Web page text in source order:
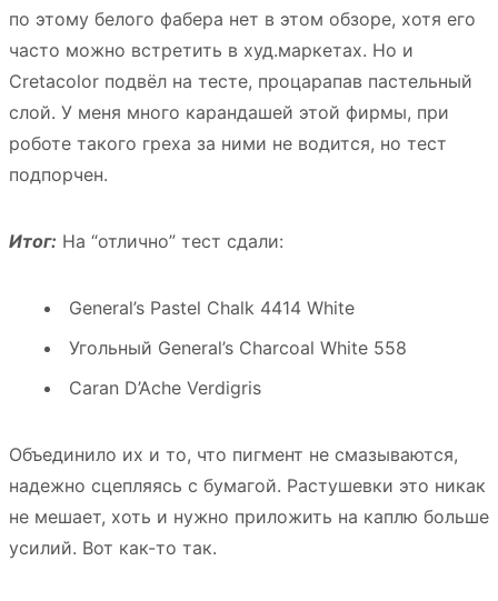
по этому белого фабера нет в этом обзоре, хотя его
часто можно встретить в худ.маркетах. Но и
Cretacolor подвёл на тесте, процарапав пастельный
слой. У меня много карандашей этой фирмы, при
роботе такого греха за ними не водится, но тест
подпорчен.
Итог: На “отлично” тест сдали:
General’s Pastel Chalk 4414 White
Угольный General’s Charcoal White 558
Caran D’Ache Verdigris
Объединило их и то, что пигмент не смазываются,
надежно сцепляясь с бумагой. Растушевки это никак
не мешает, хоть и нужно приложить на каплю больше
усилий. Вот как-то так.